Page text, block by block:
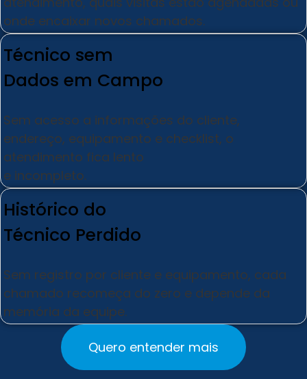
onde encaixar novos chamados.
Técnico sem
Dados em Campo
Sem acesso a informações do cliente,
endereço, equipamento e checklist, o
atendimento fica lento
e incompleto.
Histórico do
Técnico Perdido
Sem registro por cliente e equipamento, cada
chamado recomeça do zero e depende da
memória da equipe.
Quero entender mais